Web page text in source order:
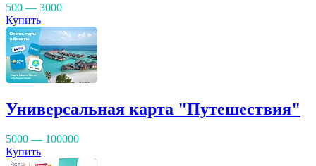
500 — 3000
Купить
Универсальная карта "Путешествия"
5000 — 100000
Купить